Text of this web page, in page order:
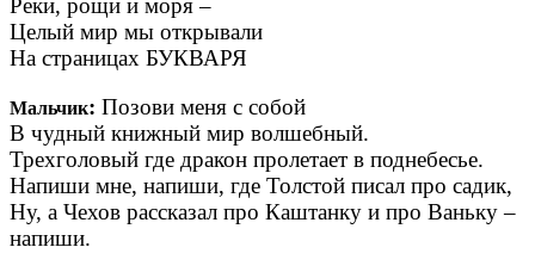
Реки, рощи и моря –
Целый мир мы открывали
На страницах БУКВАРЯ
Мальчик: Позови меня с собой
В чудный книжный мир волшебный.
Трехголовый где дракон пролетает в поднебесье.
Напиши мне, напиши, где Толстой писал про садик,
Ну, а Чехов рассказал про Каштанку и про Ваньку –
напиши.